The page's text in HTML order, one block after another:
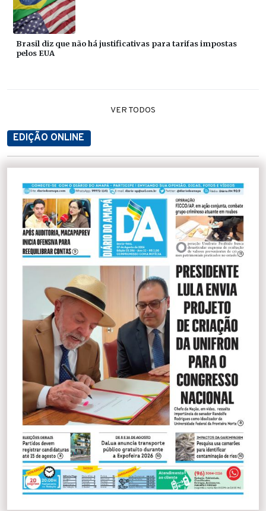
Brasil diz que não há justificativas para tarifas impostas
pelos EUA
VER TODOS
EDIÇÃO ONLINE